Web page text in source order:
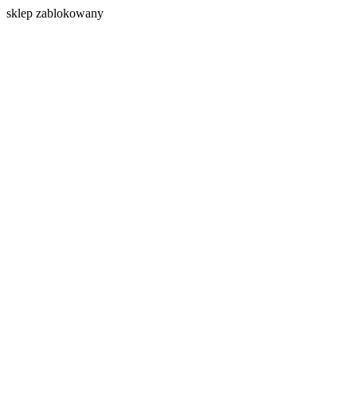
sklep zablokowany